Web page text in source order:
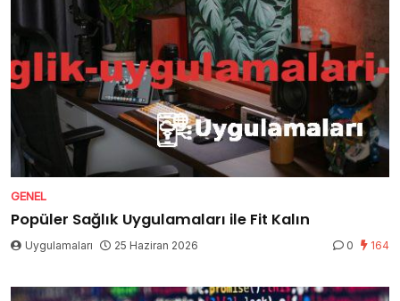
GENEL
Popüler Sağlık Uygulamaları ile Fit Kalın
Uygulamaları 25 Haziran 2026 0 164